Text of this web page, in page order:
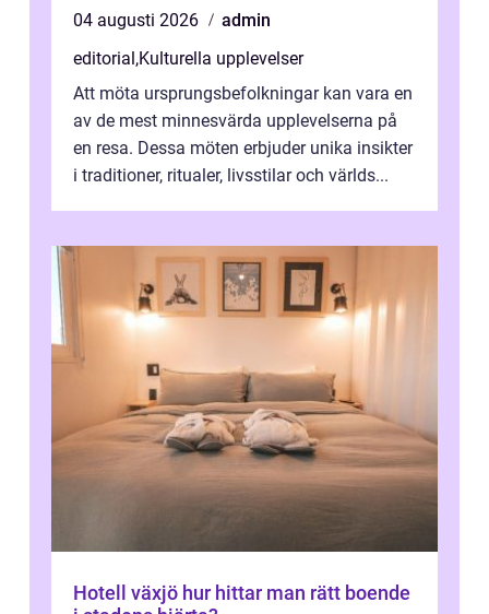
04 augusti 2026
admin
editorial,Kulturella upplevelser
Att möta ursprungsbefolkningar kan vara en
av de mest minnesvärda upplevelserna på
en resa. Dessa möten erbjuder unika insikter
i traditioner, ritualer, livsstilar och världs...
Hotell växjö hur hittar man rätt boende